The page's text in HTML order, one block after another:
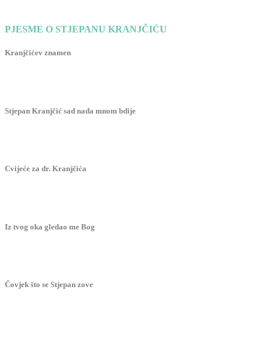
PJESME O STJEPANU KRANJČIĆU
Kranjčićev znamen
Stjepan Kranjčić sad nada mnom bdije
Cvijeće za dr. Kranjčića
Iz tvog oka gledao me Bog
Čovjek što se Stjepan zove